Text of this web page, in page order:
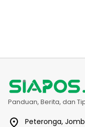
Panduan, Berita, dan
Peteronga,